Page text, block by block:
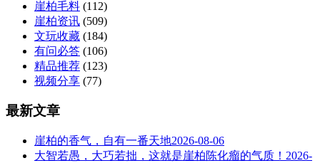
崖柏毛料 (112)
崖柏资讯 (509)
文玩收藏 (184)
有问必答 (106)
精品推荐 (123)
视频分享 (77)
最新文章
崖柏的香气，自有一番天地2026-08-06
大智若愚，大巧若拙，这就是崖柏陈化瘤的气质！ 2026-